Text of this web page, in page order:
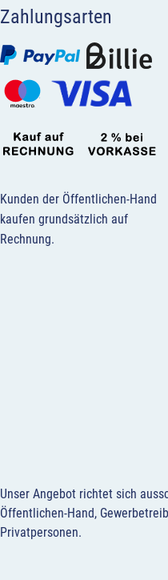
Zahlungsarten
Kunden der Öffentlichen-Hand
kaufen grundsätzlich auf
Rechnung.
Unser Angebot richtet sich
Öffentlichen-Hand,
Privatpersonen.